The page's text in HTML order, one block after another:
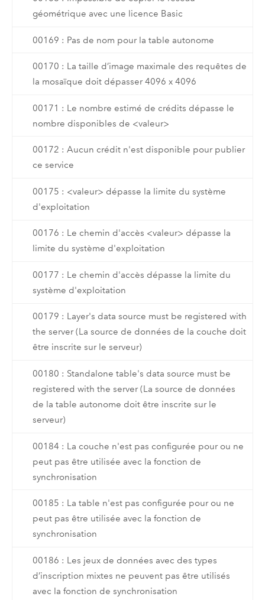
géométrique avec une licence Basic
00169 : Pas de nom pour la table autonome
00170 : La taille d’image maximale des requêtes de
la mosaïque doit dépasser 4096 x 4096
00171 : Le nombre estimé de crédits dépasse le
nombre disponibles de <valeur>
00172 : Aucun crédit n'est disponible pour publier
ce service
00175 : <valeur> dépasse la limite du système
d'exploitation
00176 : Le chemin d'accès <valeur> dépasse la
limite du système d'exploitation
00177 : Le chemin d'accès dépasse la limite du
système d'exploitation
00179 : Layer's data source must be registered with
the server (La source de données de la couche doit
être inscrite sur le serveur)
00180 : Standalone table's data source must be
registered with the server (La source de données
de la table autonome doit être inscrite sur le
serveur)
00184 : La couche n'est pas configurée pour ou ne
peut pas être utilisée avec la fonction de
synchronisation
00185 : La table n'est pas configurée pour ou ne
peut pas être utilisée avec la fonction de
synchronisation
00186 : Les jeux de données avec des types
d’inscription mixtes ne peuvent pas être utilisés
avec la fonction de synchronisation